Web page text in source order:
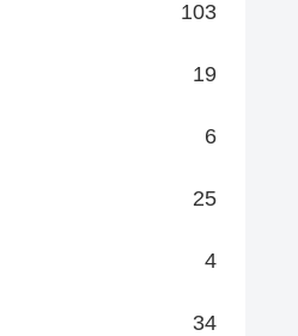
103
19
6
25
4
34